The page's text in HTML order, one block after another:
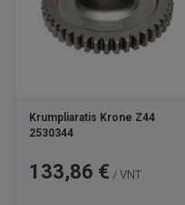
Krumpliaratis Krone Z44
2530344
Kaina
133,86 € / VNT